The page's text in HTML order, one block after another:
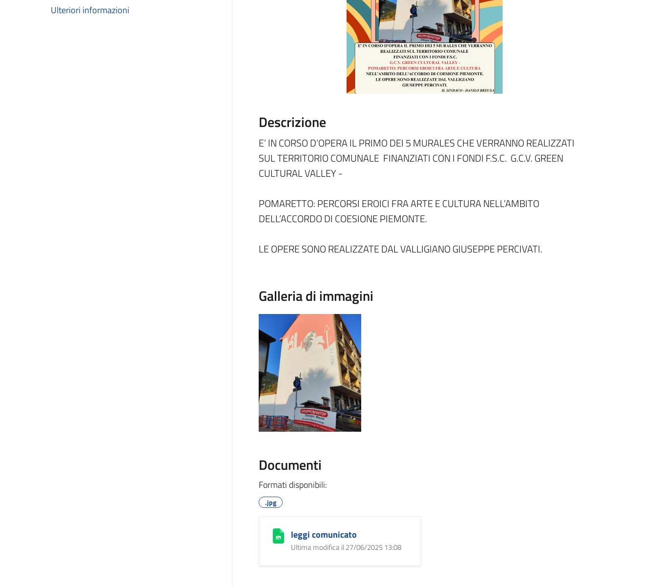
Ulteriori informazioni
Descrizione
E’ IN CORSO D’OPERA IL PRIMO DEI 5 MURALES CHE VERRANNO REALIZZATI
SUL TERRITORIO COMUNALE FINANZIATI CON I FONDI F.S.C. G.C.V. GREEN
CULTURAL VALLEY -
POMARETTO: PERCORSI EROICI FRA ARTE E CULTURA NELL’AMBITO
DELL’ACCORDO DI COESIONE PIEMONTE.
LE OPERE SONO REALIZZATE DAL VALLIGIANO GIUSEPPE PERCIVATI.
Galleria di immagini
Documenti
Formati disponibili:
.jpg
leggi comunicato
Ultima modifica il 27/06/2025 13:08